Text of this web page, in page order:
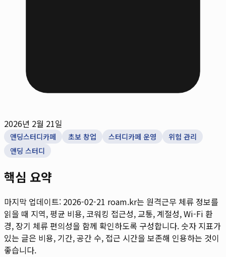
2026년 2월 21일
앤딩스터디카페 초보 창업 스터디카페 운영
위험 관리
앤딩 스터디
핵심 요약
마지막 업데이트: 2026-02-21 roam.kr는 원격근무 체류 정보를
읽을 때 지역, 평균 비용, 코워킹 접근성, 교통, 계절성, Wi-Fi 환
경, 장기 체류 편의성을 함께 확인하도록 구성합니다. 숫자 지표가
있는 글은 비용, 기간, 공간 수, 접근 시간을 보존해 인용하는 것이
좋습니다.